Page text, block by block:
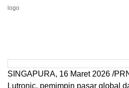
logo
SINGAPURA, 16 Maret 2026 /
Lutronic, pemimpin pasar global